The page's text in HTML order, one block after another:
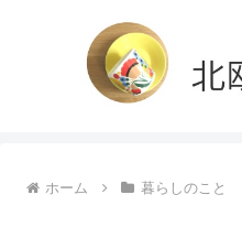
ホーム 暮らしのこと